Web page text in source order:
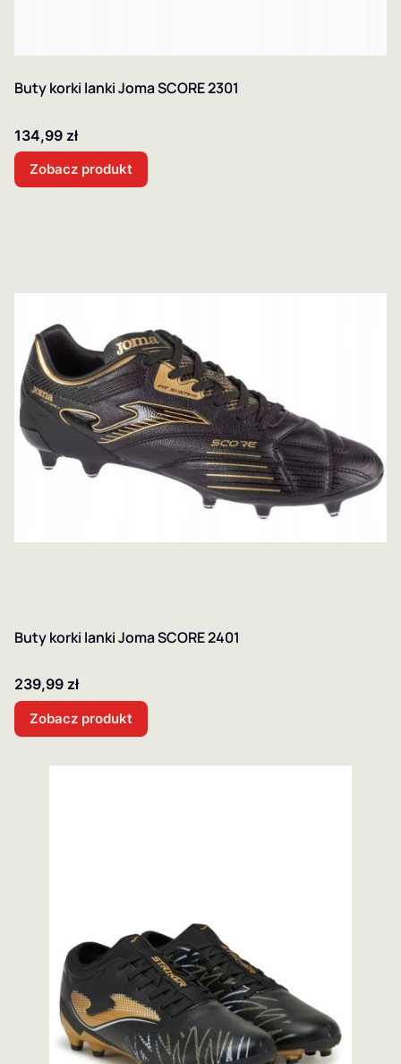
Buty korki lanki Joma SCORE 2301
Cena
134,99 zł
Zobacz produkt
Buty korki lanki Joma SCORE 2401
Cena
239,99 zł
Zobacz produkt